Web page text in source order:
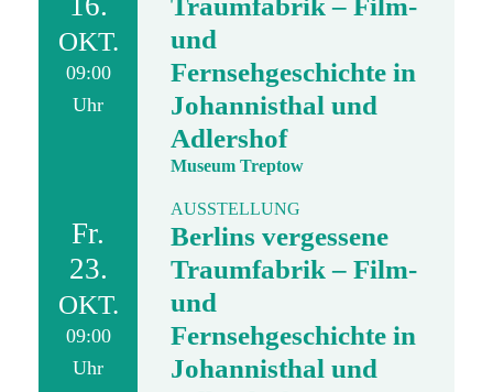
OKT.
09:00
Uhr
Traumfabrik – Film-
und
Fernsehgeschichte in
Johannisthal und
Adlershof
Museum Treptow
Fr.
23.
OKT.
09:00
Uhr
AUSSTELLUNG
Berlins vergessene
Traumfabrik – Film-
und
Fernsehgeschichte in
Johannisthal und